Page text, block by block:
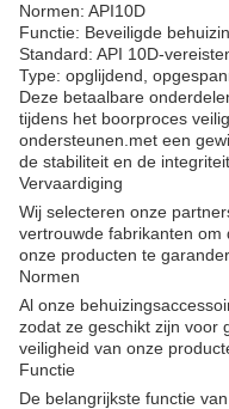
Normen: API10D
Functie: Beveiligde
Standard: API 10D-
Type: opglijdend,
Deze betaalbare
tijdens het boorproces
ondersteunen.met een
de stabiliteit en de
Vervaardiging
Wij selecteren onze
vertrouwde fabrikanten om
onze producten te
Normen
Al onze
zodat ze geschikt zijn voor
veiligheid van onze
Functie
De belangrijkste functie